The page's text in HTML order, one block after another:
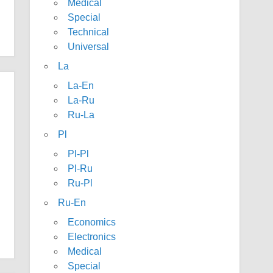
Medical
Special
Technical
Universal
La
La-En
La-Ru
Ru-La
Pl
Pl-Pl
Pl-Ru
Ru-Pl
Ru-En
Economics
Electronics
Medical
Special